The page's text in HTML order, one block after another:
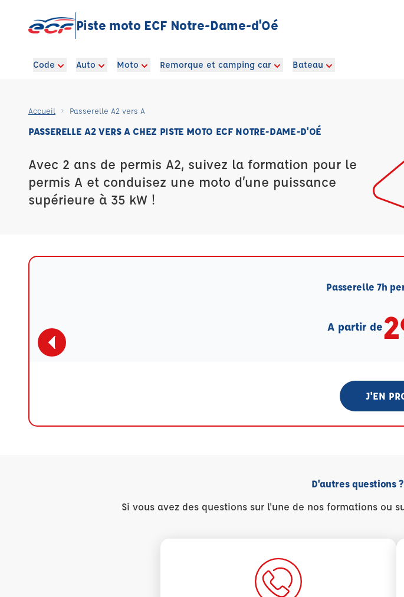
Piste moto ECF Notre-Dame-d'Oé
Code Auto Moto Remorque et camping car Bateau
Accueil Passerelle A2 vers A
PASSERELLE A2 VERS A CHEZ PISTE MOTO ECF NOTRE-DAME-D'OÉ
Avec 2 ans de permis A2, suivez la formation pour le
permis A et conduisez une moto d’une puissance
supérieure à 35 kW !
Passerelle 7h
A partir de
J'EN
D'autres questions
Si vous avez des questions sur l'une de nos formations ou